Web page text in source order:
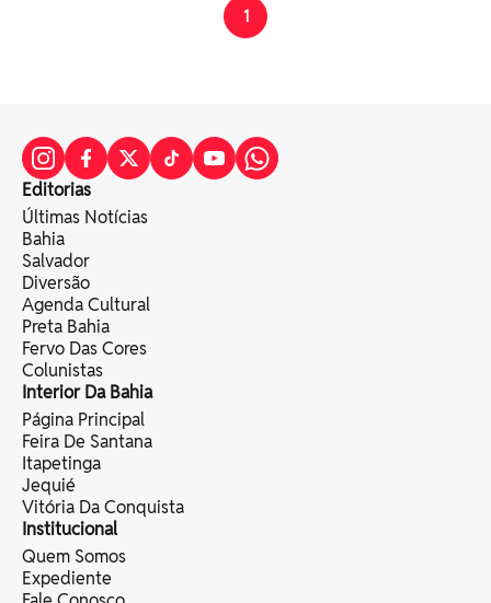
1
Editorias
Últimas Notícias
Bahia
Salvador
Diversão
Agenda Cultural
Preta Bahia
Fervo Das Cores
Colunistas
Interior Da Bahia
Página Principal
Feira De Santana
Itapetinga
Jequié
Vitória Da Conquista
Institucional
Quem Somos
Expediente